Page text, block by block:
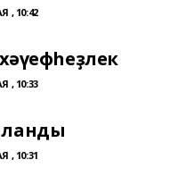
, 10:42
, 10:33
, 10:31